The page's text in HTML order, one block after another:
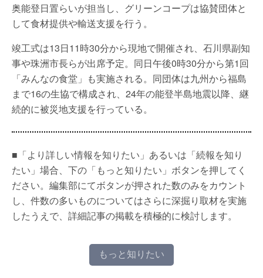
奥能登日置らいが担当し、グリーンコープは協賛団体と
して食材提供や輸送支援を行う。
竣工式は13日11時30分から現地で開催され、石川県副知
事や珠洲市長らが出席予定。同日午後0時30分から第1回
「みんなの食堂」も実施される。同団体は九州から福島
まで16の生協で構成され、24年の能登半島地震以降、継
続的に被災地支援を行っている。
■「より詳しい情報を知りたい」あるいは「続報を知り
たい」場合、下の「もっと知りたい」ボタンを押してく
ださい。編集部にてボタンが押された数のみをカウント
し、件数の多いものについてはさらに深掘り取材を実施
したうえで、詳細記事の掲載を積極的に検討します。
もっと知りたい